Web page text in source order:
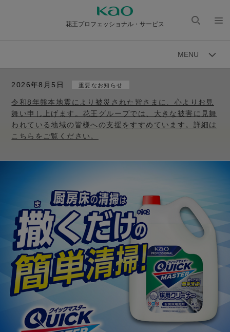
花王プロフェッショナル・サービス
く
MENU
2026年8月5日 重要なお知らせ
令和8年熊本地震により被災された皆さまに、心よりお見
舞い申し上げます。花王グループでは、大きな被害に見舞
われている地域の皆様への支援をすすめています。詳細は
こちらをご覧ください。